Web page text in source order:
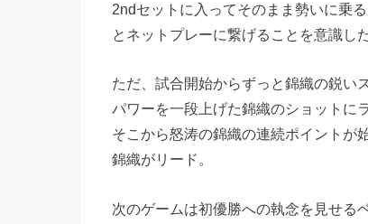
2ndセットに入ってそのまま勢いに乗
とネットプレーに繋げることを意識し
ただ、試合開始からずっと錦織の鋭い
パワーを一段上げた錦織のショットに
そこから怒涛の錦織の連続ポイントが
錦織がリード。
次のゲームは初優勝への執念を見せる